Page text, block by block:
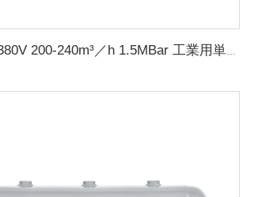
VSV-200 380V 200-240m³／h 1.5MBar 工業用単段式回転羽根真空ポンプ